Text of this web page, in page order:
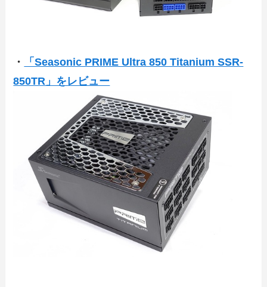
・
「Seasonic PRIME Ultra 850 Titanium SSR-
850TR」をレビュー